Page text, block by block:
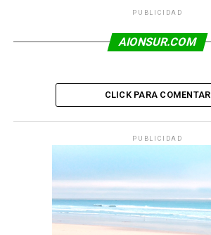
PUBLICIDAD
AIONSUR.COM
CLICK PARA COMENTAR
PUBLICIDAD